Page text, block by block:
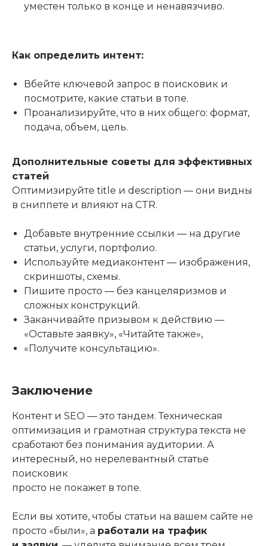
уместен только в конце и ненавязчиво.
Как определить интент:
Вбейте ключевой запрос в поисковик и
посмотрите, какие статьи в топе.
Проанализируйте, что в них общего: формат,
подача, объем, цель.
Дополнительные советы для эффективных
статей
Оптимизируйте title и description — они видны
в сниппете и влияют на CTR.
Добавьте внутренние ссылки — на другие
статьи, услуги, портфолио.
Используйте медиаконтент — изображения,
скриншоты, схемы.
Пишите просто — без канцеляризмов и
сложных конструкций.
Заканчивайте призывом к действию —
«Оставьте заявку», «Читайте также»,
«Получите консультацию».
Заключение
Контент и SEO — это тандем. Техническая
оптимизация и грамотная структура текста не
сработают без понимания аудитории. А
интересный, но нерелевантный статье
поисковик
просто не покажет в топе.
Если вы хотите, чтобы статьи на вашем сайте не
просто «были», а работали на трафик